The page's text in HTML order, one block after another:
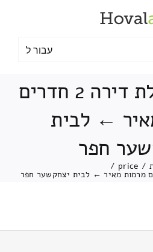
עבור ל
מחשבון הובלת דירה 2 חדרים
← לבית
חפר
/
price
/